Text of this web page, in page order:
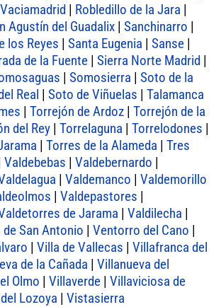
| Robledillo de la Jara |
Agustín del Guadalix | Sanchinarro |
los Reyes | Santa Eugenia | Sanse |
de la Fuente | Sierra Norte Madrid |
| Somosierra | Soto de la
Real | Soto de Viñuelas | Talamanca
| Torrejón de Ardoz | Torrejón de la
del Rey | Torrelaguna | Torrelodones |
| Torres de la Alameda | Tres
Valdebebas | Valdebernardo |
| Valdemanco | Valdemorillo
| Valdepastores |
de Jarama | Valdilecha |
San Antonio | Ventorro del Cano |
| Villa de Vallecas | Villafranca del
de la Cañada | Villanueva del
Olmo | Villaverde | Villaviciosa de
Lozoya | Vistasierra